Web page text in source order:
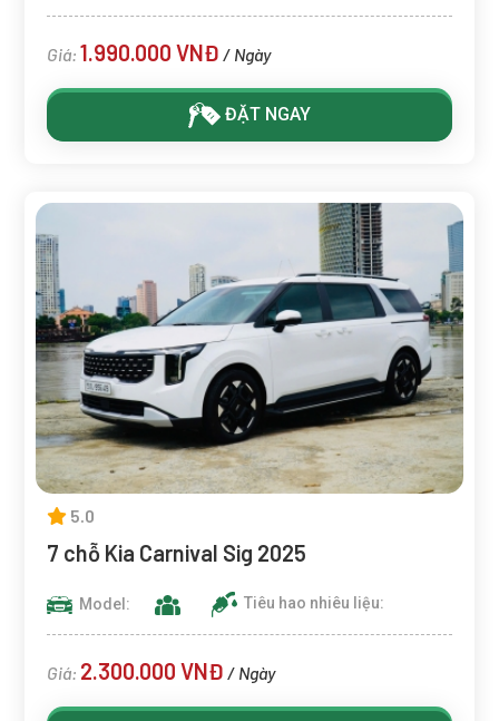
Giá: 1.990.000 VNĐ / Ngày
ĐẶT NGAY
5.0
7 chỗ Kia Carnival Sig 2025
Model: Tiêu hao nhiêu liệu:
Giá: 2.300.000 VNĐ / Ngày